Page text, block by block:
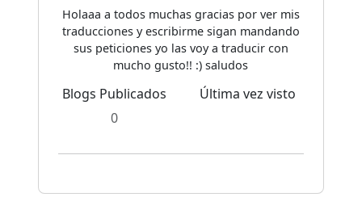
Holaaa a todos muchas gracias por ver mis
traducciones y escribirme sigan mandando
sus peticiones yo las voy a traducir con
mucho gusto!! :) saludos
Blogs Publicados
0
Última vez visto